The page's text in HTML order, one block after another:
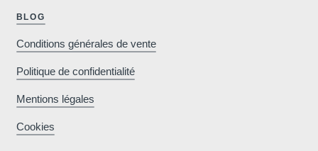
BLOG
Conditions générales de vente
Politique de confidentialité
Mentions légales
Cookies